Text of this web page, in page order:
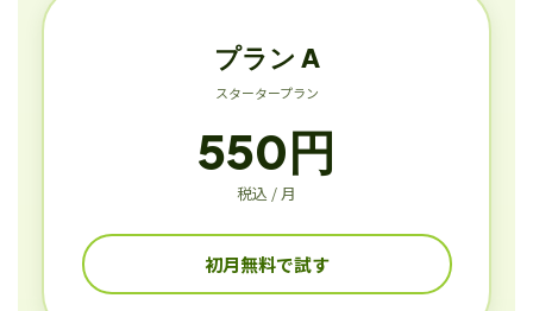
プラン A
スタータープラン
550円
税込 / 月
初月無料で試す